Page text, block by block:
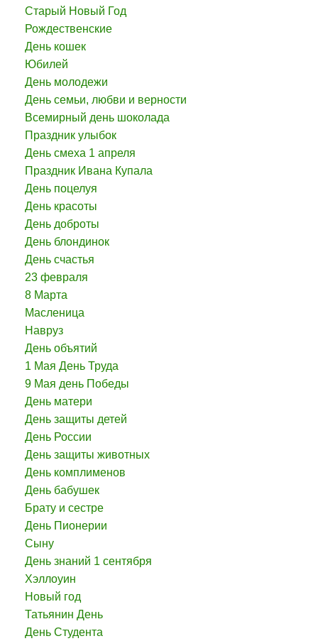
Старый Новый Год
Рождественские
День кошек
Юбилей
День молодежи
День семьи, любви и верности
Всемирный день шоколада
Праздник улыбок
День смеха 1 апреля
Праздник Ивана Купала
День поцелуя
День красоты
День доброты
День блондинок
День счастья
23 февраля
8 Марта
Масленица
Навруз
День объятий
1 Мая День Труда
9 Мая день Победы
День матери
День защиты детей
День России
День защиты животных
День комплименов
День бабушек
Брату и сестре
День Пионерии
Сыну
День знаний 1 сентября
Хэллоуин
Новый год
Татьянин День
День Студента